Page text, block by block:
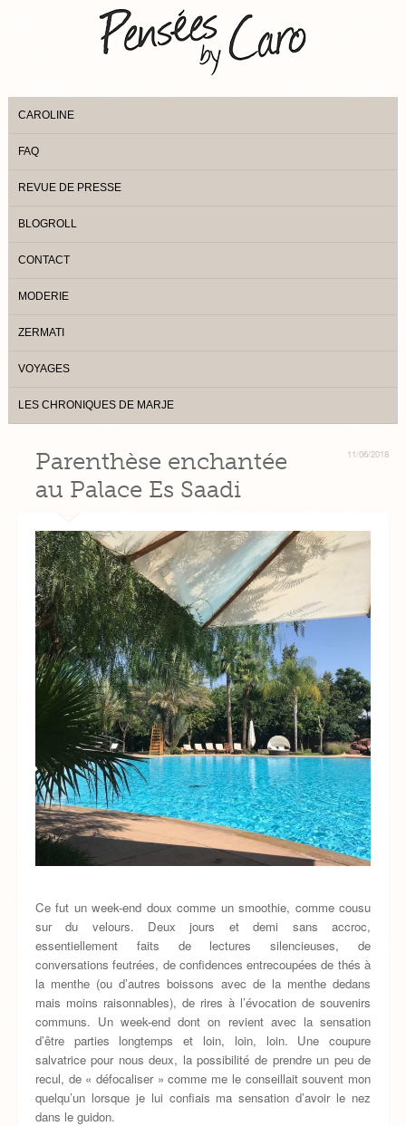
CAROLINE
FAQ
REVUE DE PRESSE
BLOGROLL
CONTACT
MODERIE
ZERMATI
VOYAGES
LES CHRONIQUES DE MARJE
11/06/2018
Parenthèse enchantée
au Palace Es Saadi
Ce fut un week-end doux comme un smoothie, comme cousu
sur du velours. Deux jours et demi sans accroc,
essentiellement faits de lectures silencieuses, de
conversations feutrées, de confidences entrecoupées de thés à
la menthe (ou d’autres boissons avec de la menthe dedans
mais moins raisonnables), de rires à l’évocation de souvenirs
communs. Un week-end dont on revient avec la sensation
d’être parties longtemps et loin, loin, loin. Une coupure
salvatrice pour nous deux, la possibilité de prendre un peu de
recul, de « défocaliser » comme me le conseillait souvent mon
quelqu’un lorsque je lui confiais ma sensation d’avoir le nez
dans le guidon.